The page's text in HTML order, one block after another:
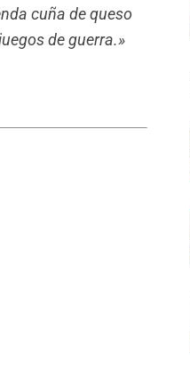
cuña de queso
de guerra.»